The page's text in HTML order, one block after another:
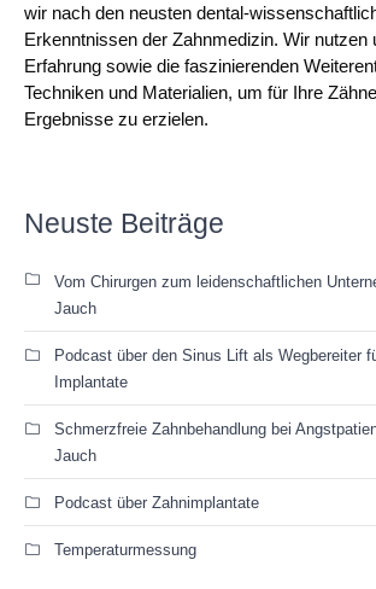
wir nach den neusten dental-
Erkenntnissen der Zahnmedizin. Wir nutzen
Erfahrung sowie die faszinierenden
Techniken und Materialien, um für Ihre
Ergebnisse zu erzielen.
Neuste Beiträge
Vom Chirurgen zum leidenschaftlichen
Jauch
Podcast über den Sinus Lift als Wegbereiter
Implantate
Schmerzfreie Zahnbehandlung bei
Jauch
Podcast über Zahnimplantate
Temperaturmessung